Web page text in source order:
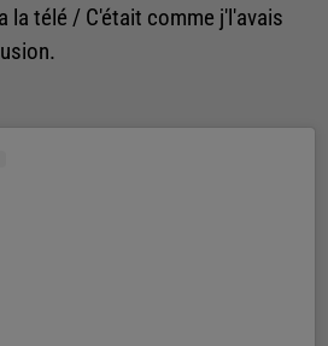
la télé / C'était comme j'l'avais